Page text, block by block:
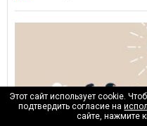
Этот сайт использует cookie.
подтвердить согласие на
сайте, нажмите